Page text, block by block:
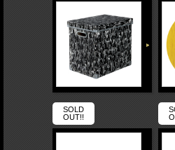
SOLD
OUT!!